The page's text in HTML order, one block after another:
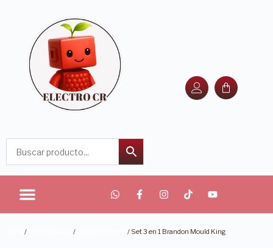
/ / / Set 3 en 1 Brandon Mould King